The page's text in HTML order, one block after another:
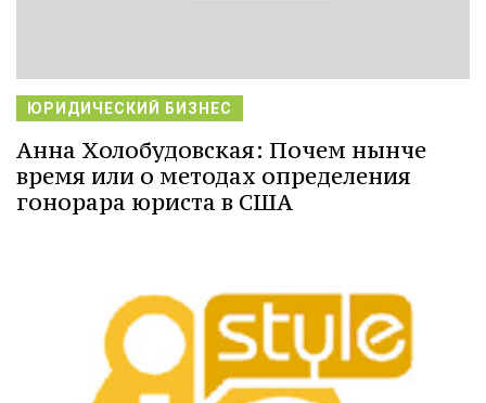
ЮРИДИЧЕСКИЙ БИЗНЕС
Анна Холобудовская: Почем нынче
время или о методах определения
гонорара юриста в США